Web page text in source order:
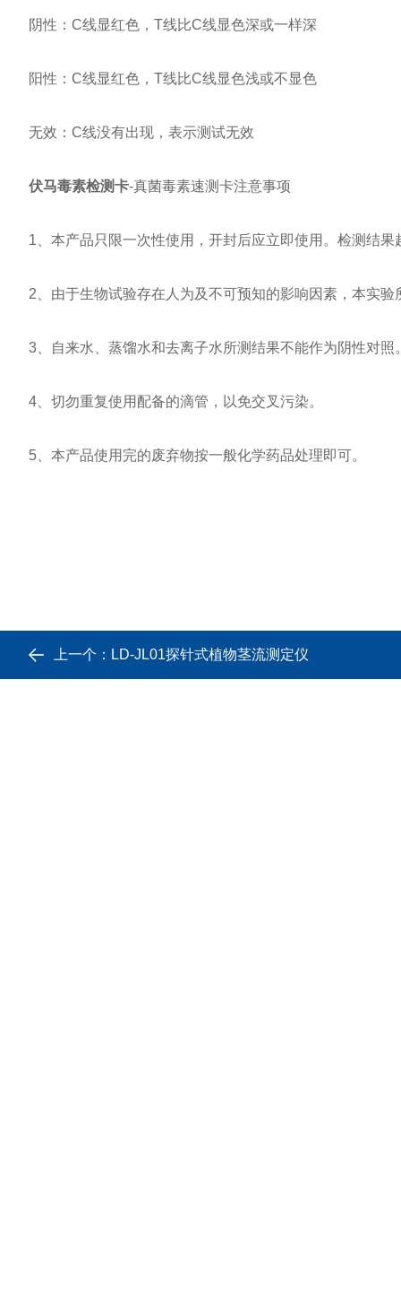
阴性：C线显红色，T线比C线显色深或一样深
阳性：C线显红色，T线比C线显色浅或不显色
无效：C线没有出现，表示测试无效
伏马毒素检测卡-真菌毒素速测卡注意事项
1、本产品只限一次性使用，开封后应立即使用。检测结果
2、由于生物试验存在人为及不可预知的影响因素，本实验
3、自来水、蒸馏水和去离子水所测结果不能作为阴性对照
4、切勿重复使用配备的滴管，以免交叉污染。
5、本产品使用完的废弃物按一般化学药品处理即可。
上一个： LD-JL01探针式植物茎流测定仪